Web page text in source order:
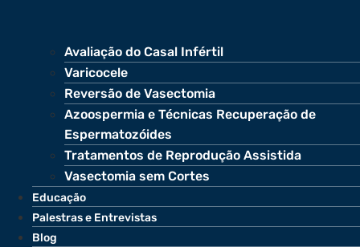
Avaliação do Casal Infértil
Varicocele
Reversão de Vasectomia
Azoospermia e Técnicas Recuperação de
Espermatozóides
Tratamentos de Reprodução Assistida
Vasectomia sem Cortes
Educação
Palestras e Entrevistas
Blog